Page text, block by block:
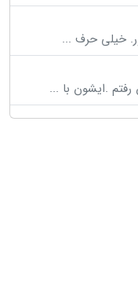
خیلی حرف ...
.ایشون با ...